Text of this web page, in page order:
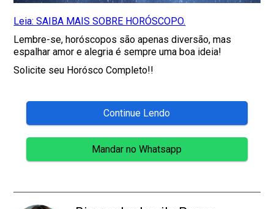
Leia: SAIBA MAIS SOBRE HORÓSCOPO.
Lembre-se, horóscopos são apenas diversão, mas
espalhar amor e alegria é sempre uma boa ideia!
Solicite seu Horósco Completo!!
Continue Lendo
Mandar no Whatsapp